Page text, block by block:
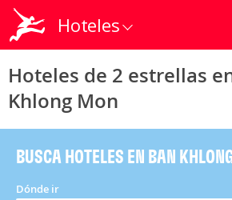
Hoteles
Hoteles de 2 estrellas
Khlong Mon
BUSCA HOTELES EN BAN
Dónde ir